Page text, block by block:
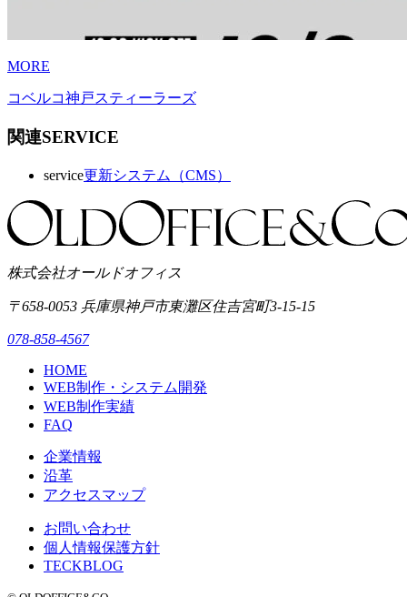
MORE
コベルコ神戸スティーラーズ
関連SERVICE
service更新システム（CMS）
株式会社オールドオフィス
〒658-0053 兵庫県神戸市東灘区住吉宮町3-15-15
078-858-4567
HOME
WEB制作・システム開発
WEB制作実績
FAQ
企業情報
沿革
アクセスマップ
お問い合わせ
個人情報保護方針
TECKBLOG